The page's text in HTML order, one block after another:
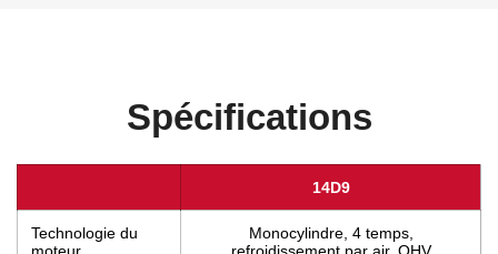
Spécifications
14D9
Technologie du
moteur
Monocylindre, 4 temps,
refroidissement par air, OHV